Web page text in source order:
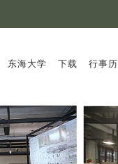
东海大学 下载 行事历